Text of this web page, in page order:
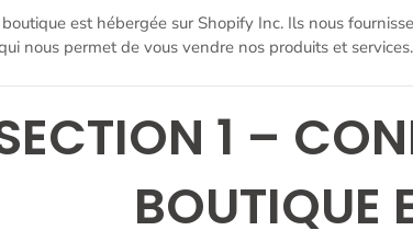
est hébergée sur Shopify Inc. Ils nous
nous permet de vous vendre nos produits et services.
1 –
BOUTIQUE